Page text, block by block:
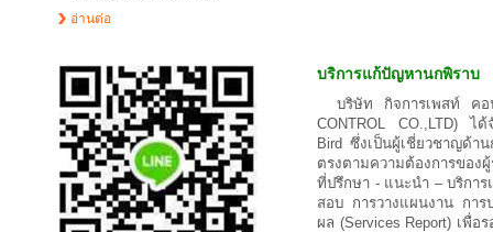
อ่านต่อ
บริการแก้ปัญหานกพิราบ
บริษัท กิจการเพสท์ คอ
CONTROL CO.,LTD) ไ
Bird ซึ่งเป็นผู้เชี่ยวชาญด้า
ตรงตามความต้องการของ
ที่ปรึกษา - แนะนำ – บริกา
สอบ การวางแผนงาน การ
ผล (Services Report) เพื่อ